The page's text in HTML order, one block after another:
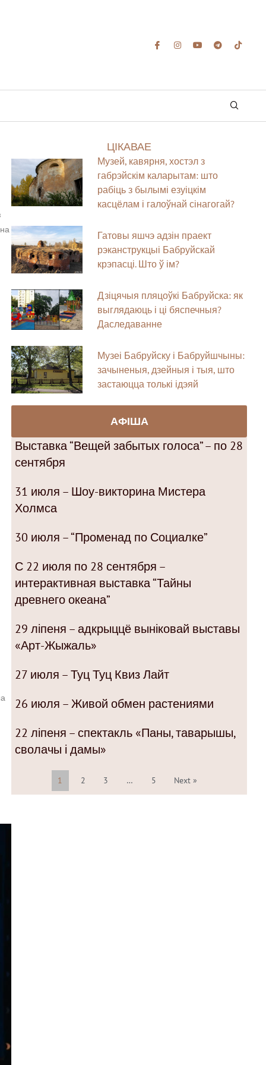
ЦІКАВАЕ
Музей, кавярня, хостэл з
габрэйскім каларытам: што
рабіць з былымі езуіцкім
касцёлам і галоўнай сінагогай?
Гатовы яшчэ адзін праект
рэканструкцыі Бабруйскай
крэпасці. Што ў ім?
Дзіцячыя пляцоўкі Бабруйска: як
выглядаюць і ці бяспечныя?
Даследаванне
Музеі Бабруйску і Бабруйшчыны:
зачыненыя, дзейныя і тыя, што
застаюцца толькі ідэяй
АФІША
Выставка “Вещей забытых голоса” – по 28
сентября
31 июля – Шоу-викторина Мистера
Холмса
30 июля – “Променад по Социалке”
С 22 июля по 28 сентября –
интерактивная выставка “Тайны
древнего океана”
29 ліпеня – адкрыццё выніковай выставы
«Арт-Жыжаль»
27 июля – Туц Туц Квиз Лайт
26 июля – Живой обмен растениями
22 ліпеня – спектакль «Паны, таварышы,
сволачы і дамы»
1 2 3 … 5 Next »